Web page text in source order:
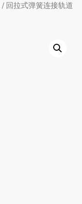
/ 回拉式弹簧连接轨道